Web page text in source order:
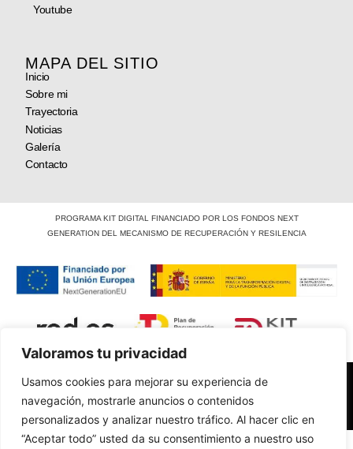
Valoramos tu privacidad
Usamos cookies para mejorar su experiencia de
navegación, mostrarle anuncios o contenidos
personalizados y analizar nuestro tráfico. Al hacer clic en
“Aceptar todo” usted da su consentimiento a nuestro uso
Youtube
MAPA DEL SITIO
Inicio
Sobre mi
Trayectoria
Noticias
Galería
Contacto
PROGRAMA KIT DIGITAL FINANCIADO POR LOS FONDOS NEXT
GENERATION DEL MECANISMO DE RECUPERACIÓN Y RESILENCIA
© Laura Alonso Cano 2025
Política de cookies | Aviso Legal